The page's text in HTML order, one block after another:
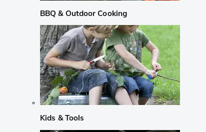
BBQ & Outdoor Cooking
Kids & Tools